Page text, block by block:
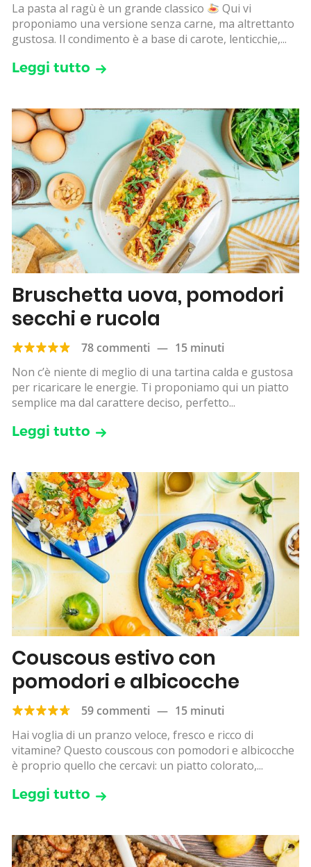
La pasta al ragù è un grande classico
Qui vi
proponiamo una versione senza carne, ma altrettanto
gustosa. Il condimento è a base di carote, lenticchie,...
Leggi tutto
Bruschetta uova, pomodori
secchi e rucola
78 commenti — 15 minuti
Non c’è niente di meglio di una tartina calda e gustosa
per ricaricare le energie. Ti proponiamo qui un piatto
semplice ma dal carattere deciso, perfetto...
Leggi tutto
Couscous estivo con
pomodori e albicocche
59 commenti — 15 minuti
Hai voglia di un pranzo veloce, fresco e ricco di
vitamine? Questo couscous con pomodori e albicocche
è proprio quello che cercavi: un piatto colorato,...
Leggi tutto